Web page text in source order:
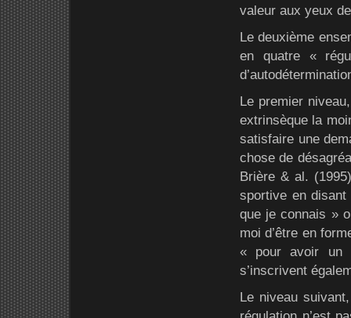
valeur aux yeux
Le deuxième
en quatre «
Le premier
extrinsèque la
satisfaire une
chose de
Brière & al.
sportive en
que je connais »
moi d’être en
« pour avoir un
s’inscrivent
Le niveau